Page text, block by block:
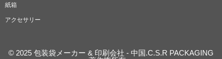
紙箱
アクセサリー
© 2025 包装袋メーカー & 印刷会社 - 中国.C.S.R PACKAGING